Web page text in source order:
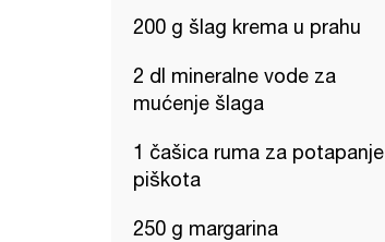
200 g šlag krema u prahu
2 dl mineralne vode za
mućenje šlaga
1 čašica ruma za potapanje
piškota
250 g margarina